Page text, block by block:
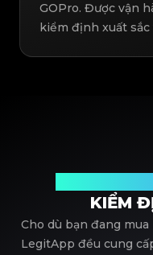
GOPro. Được vận
kiểm định xuất
KIỂM
Cho dù bạn đang
LegitApp đều cung